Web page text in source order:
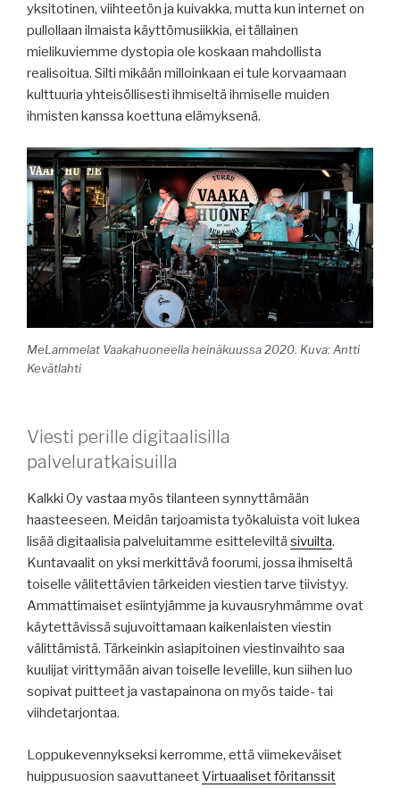
yksitotinen, viihteetön ja kuivakka, mutta kun internet on
pullollaan ilmaista käyttömusiikkia, ei tällainen
mielikuviemme dystopia ole koskaan mahdollista
realisoitua. Silti mikään milloinkaan ei tule korvaamaan
kulttuuria yhteisöllisesti ihmiseltä ihmiselle muiden
ihmisten kanssa koettuna elämyksenä.
MeLammelat Vaakahuoneella heinäkuussa 2020. Kuva: Antti
Kevätlahti
Viesti perille digitaalisilla
palveluratkaisuilla
Kalkki Oy vastaa myös tilanteen synnyttämään
haasteeseen. Meidän tarjoamista työkaluista voit lukea
lisää digitaalisia palveluitamme esitteleviltä sivuilta.
Kuntavaalit on yksi merkittävä foorumi, jossa ihmiseltä
toiselle välitettävien tärkeiden viestien tarve tiivistyy.
Ammattimaiset esiintyjämme ja kuvausryhmämme ovat
käytettävissä sujuvoittamaan kaikenlaisten viestin
välittämistä. Tärkeinkin asiapitoinen viestinvaihto saa
kuulijat virittymään aivan toiselle levelille, kun siihen luo
sopivat puitteet ja vastapainona on myös taide- tai
viihdetarjontaa.
Loppukevennykseksi kerromme, että viimekeväiset
huippusuosion saavuttaneetVirtuaaliset föritanssit